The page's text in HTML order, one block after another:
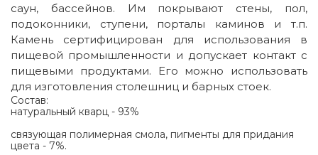
саун, бассейнов. Им покрывают стены, пол,
подоконники, ступени, порталы каминов и т.п.
Камень сертифицирован для использования в
пищевой промышленности и допускает контакт с
пищевыми продуктами. Его можно использовать
для изготовления столешниц и барных стоек.
Состав:
натуральный кварц - 93%
связующая полимерная смола, пигменты для придания
цвета - 7%.